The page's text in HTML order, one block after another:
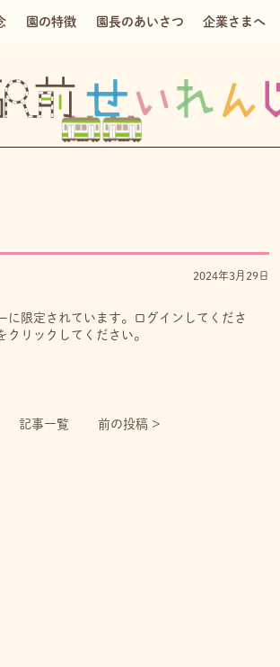
園の特徴 園長のあいさつ 企業さまへ
2024年3月29日
に限定されています。ログインしてくださ
クリックしてください。
記事一覧 前の投稿 >